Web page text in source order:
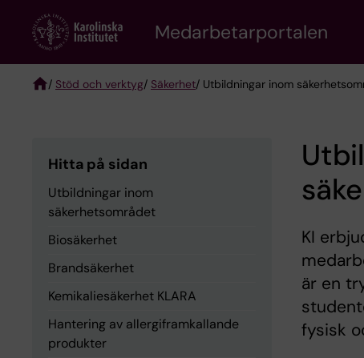
content
Medarbetarportalen
/ Stöd och verktyg/ Säkerhet/ Utbildningar inom
Hitta på sidan
Utbildningar inom
säkerhetsområdet
Biosäkerhet
Brandsäkerhet
Kemikaliesäkerhet KLARA
Hantering av allergiframkallande
produkter
KI
är en
fysisk